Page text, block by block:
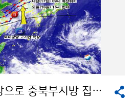
릉, 대전, 청주, 광주, 전주, 부산,
초복·중복·말복일의 평균 최고
30.5℃로 나타났다. 서울은
로 나타나, 말복의 최고기온
상자원과 김은숙 02-2181-089
" 출처표시-상업적이용금지 조건
주말 장마전선 북상으로 중북부지방 집중호우